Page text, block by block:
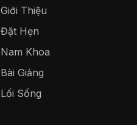
Giới Thiệu
Đặt Hẹn
Nam Khoa
Bài Giảng
Lối Sống